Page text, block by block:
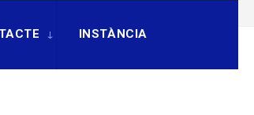
INSTÀNCIA